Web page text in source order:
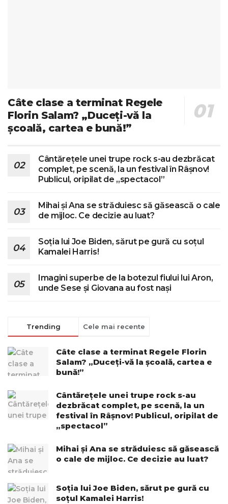
Câte clase a terminat Regele
Florin Salam? „Duceți-vă la
școală, cartea e bună!”
Cântărețele unei trupe rock s-au dezbrăcat
complet, pe scenă, la un festival în Râșnov!
Publicul, oripilat de „spectacol”
Mihai și Ana se străduiesc să găsească o cale
de mijloc. Ce decizie au luat?
Soția lui Joe Biden, sărut pe gură cu soțul
Kamalei Harris!
Imagini superbe de la botezul fiului lui Aron,
unde Sese și Giovana au fost nași
Trending Cele mai recente
Câte clase a terminat Regele Florin
Salam? „Duceți-vă la școală, cartea e
bună!”
Cântărețele unei trupe rock s-au
dezbrăcat complet, pe scenă, la un
festival în Râșnov! Publicul, oripilat de
„spectacol”
Mihai și Ana se străduiesc să găsească
o cale de mijloc. Ce decizie au luat?
Soția lui Joe Biden, sărut pe gură cu
soțul Kamalei Harris!